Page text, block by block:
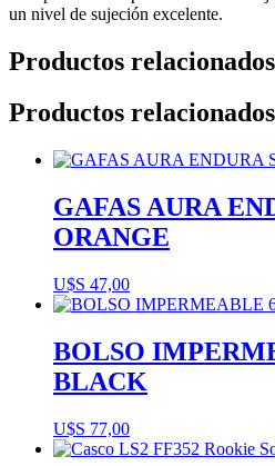
un nivel de sujeción excelente.
Productos relacionados
Productos relacionados
GAFAS AURA
ORANGE
U$S 47,00
BOLSO
BLACK
U$S 77,00